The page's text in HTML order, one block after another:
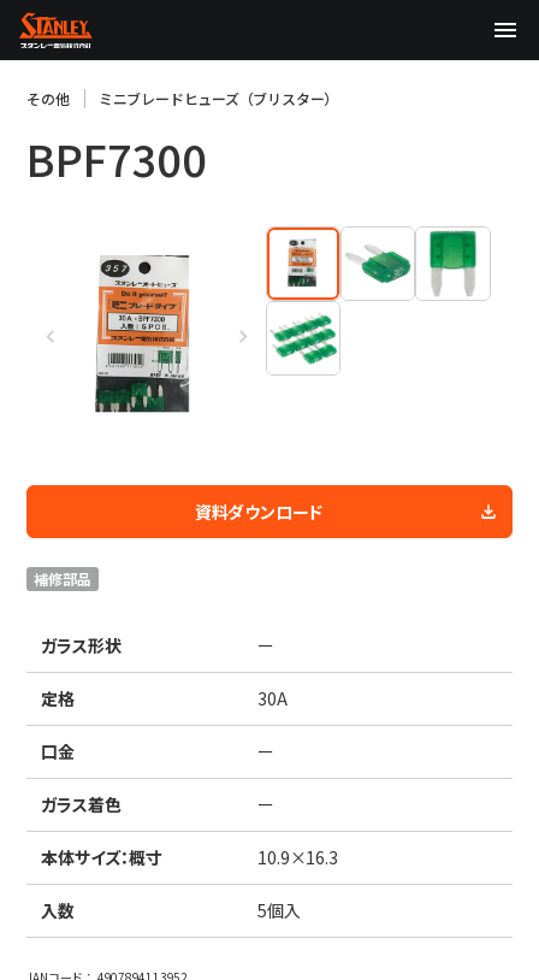
日本語
お問い合わせ
全て
例：VFHY1104P、LLF0111A、ULR4B、SL035
TOP
企業情報
テクノロジー
サステナビリティ
株主・投資家情報
採用情報
その他 ミニブレードヒューズ（ブリスター）
BPF7300
資料ダウンロード
補修部品
ガラス形状 ー
定格 30A
口金 ー
ガラス着色 ー
本体サイズ：概寸 10.9×16.3
入数 5個入